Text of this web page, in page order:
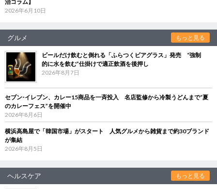
治コラム】
2026年6月10日
グルメ もっと見る
ビールだけ飲むと倒れる「ふらつくビアグラス」発売 “強制
的に水を飲む”仕掛けで適正飲酒を後押し
2026年8月7日
セブン‐イレブン、カレー15商品を一斉投入 名店監修から冷製うどんまで“夏
のカレーフェス”を開催中
2026年8月6日
横浜高島屋で「韓国市場」がスタート 人気グルメから雑貨まで約30ブランド
が集結
2026年8月5日
ヘルスケア もっと見る